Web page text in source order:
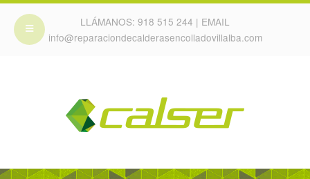
LLÁMANOS: 918 515 244 | EMAIL
info@reparaciondecalderasencolladovillalba.com